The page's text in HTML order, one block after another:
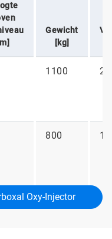
Gewicht
[kg]
1100 22
800 16
Oxy-Injector